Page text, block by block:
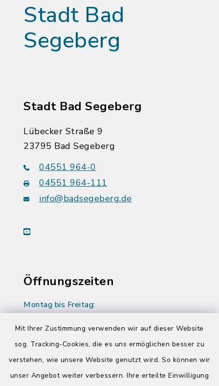
Mit Ihrer Zustimmung verwenden wir auf dieser Website
sog. Tracking-Cookies, die es uns ermöglichen besser zu
verstehen, wie unsere Website genutzt wird. So können wir
unser Angebot weiter verbessern. Ihre erteilte Einwilligung
Stadt Bad
Segeberg
Stadt Bad Segeberg
Lübecker Straße 9
23795 Bad Segeberg
04551 964-0
04551 964-111
info@badsegeberg.de
youtube
Öffnungszeiten
Montag bis Freitag:
Donnerstag zusätzlich:
14:00-17:00 Uhr